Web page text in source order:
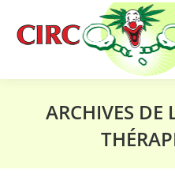
ARCHIVES DE